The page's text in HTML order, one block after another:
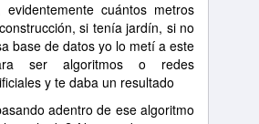
evidentemente cuántos metros
si tenía jardín, si no
base de datos yo lo metí a este
ser algoritmos o redes
y te daba un resultado
adentro de ese algoritmo